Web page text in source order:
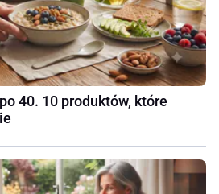
40. 10 produktów, które